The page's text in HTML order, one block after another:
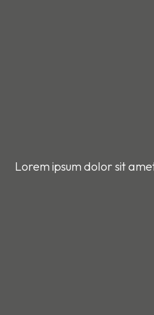
Lorem ipsum dolor sit